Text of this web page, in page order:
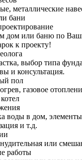
металлические
бани
дом или баню по
к проекту!
выбор типа
и консультация.
пол
газовое
воды в дом,
и т.д.
или
работы